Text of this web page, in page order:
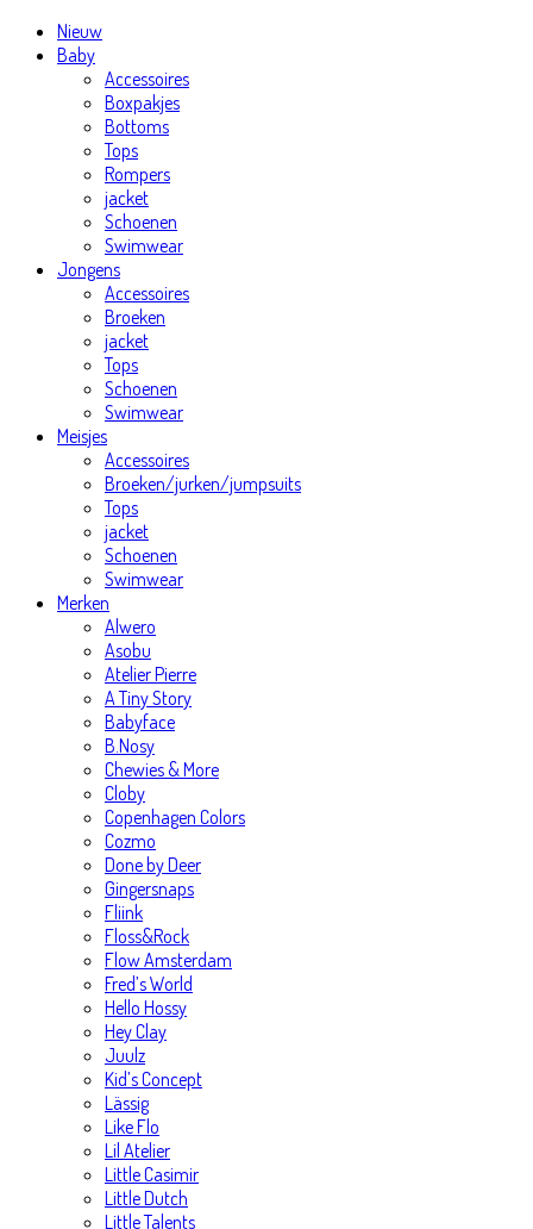
Nieuw
Baby
Accessoires
Boxpakjes
Bottoms
Tops
Rompers
jacket
Schoenen
Swimwear
Jongens
Accessoires
Broeken
jacket
Tops
Schoenen
Swimwear
Meisjes
Accessoires
Broeken/jurken/jumpsuits
Tops
jacket
Schoenen
Swimwear
Merken
Alwero
Asobu
Atelier Pierre
A Tiny Story
Babyface
B.Nosy
Chewies & More
Cloby
Copenhagen Colors
Cozmo
Done by Deer
Gingersnaps
Fliink
Floss&Rock
Flow Amsterdam
Fred’s World
Hello Hossy
Hey Clay
Juulz
Kid’s Concept
Lässig
Like Flo
Lil Atelier
Little Casimir
Little Dutch
Little Talents